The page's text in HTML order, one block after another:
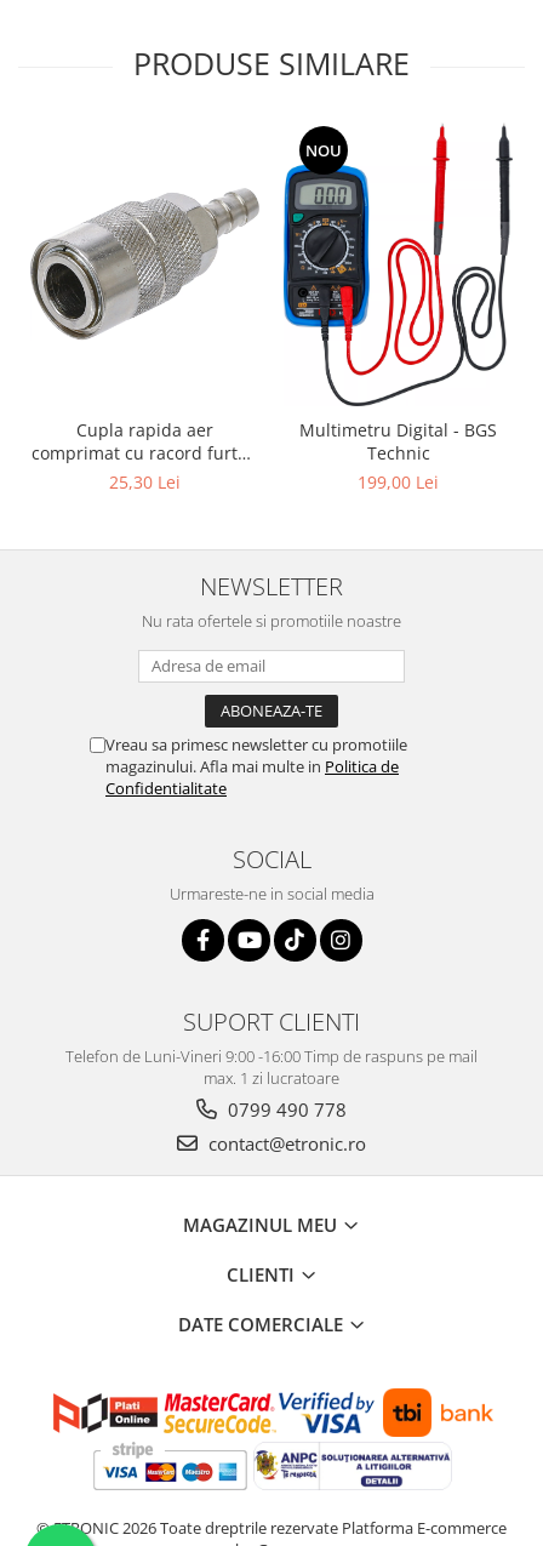
PRODUSE SIMILARE
Cupla rapida aer
comprimat cu racord furtun
8 mm (5/16") | SUA / Franta
25,30 Lei
NOU
Multimetru Digital - BGS
Technic
199,00 Lei
NEWSLETTER
Nu rata ofertele si promotiile noastre
Vreau sa primesc newsletter cu promotiile
magazinului. Afla mai multe in Politica de
Confidentialitate
SOCIAL
Urmareste-ne in social media
SUPORT CLIENTI
Telefon de Luni-Vineri 9:00 -16:00 Timp de raspuns pe mail
max. 1 zi lucratoare
0799 490 778
contact@etronic.ro
MAGAZINUL MEU
CLIENTI
DATE COMERCIALE
© ETRONIC 2026 Toate dreptrile rezervate Platforma E-commerce